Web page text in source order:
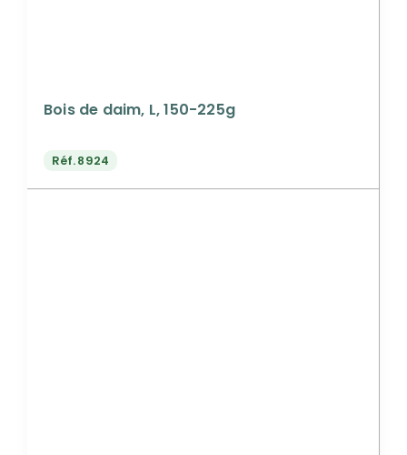
Bois de daim, L, 150-225g
Réf.8924